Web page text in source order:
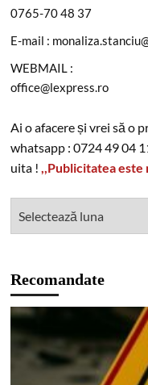
0765-70 48 37
E-mail :
WEBMAIL :
office@lexpress.ro
Ai o afacere și vrei să o
whatsapp : 0724 49 04
uita ! ,,Publicitatea este
Recomandate